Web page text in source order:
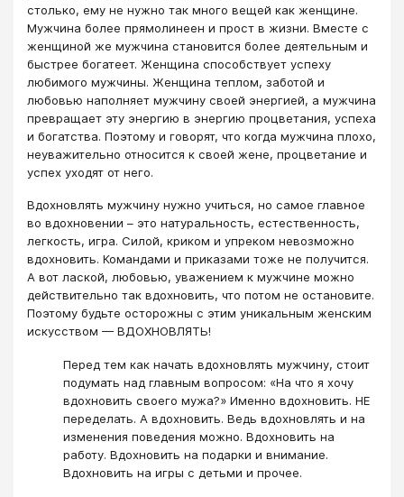
столько, ему не нужно так много вещей как женщине.
Мужчина более прямолинеен и прост в жизни. Вместе с
женщиной же мужчина становится более деятельным и
быстрее богатеет. Женщина способствует успеху
любимого мужчины. Женщина теплом, заботой и
любовью наполняет мужчину своей энергией, а мужчина
превращает эту энергию в энергию процветания, успеха
и богатства. Поэтому и говорят, что когда мужчина плохо,
неуважительно относится к своей жене, процветание и
успех уходят от него.
Вдохновлять мужчину нужно учиться, но самое главное
во вдохновении – это натуральность, естественность,
легкость, игра. Силой, криком и упреком невозможно
вдохновить. Командами и приказами тоже не получится.
А вот лаской, любовью, уважением к мужчине можно
действительно так вдохновить, что потом не остановите.
Поэтому будьте осторожны с этим уникальным женским
искусством — ВДОХНОВЛЯТЬ!
Перед тем как начать вдохновлять мужчину, стоит
подумать над главным вопросом: «На что я хочу
вдохновить своего мужа?» Именно вдохновить. НЕ
переделать. А вдохновить. Ведь вдохновлять и на
изменения поведения можно. Вдохновить на
работу. Вдохновить на подарки и внимание.
Вдохновить на игры с детьми и прочее.